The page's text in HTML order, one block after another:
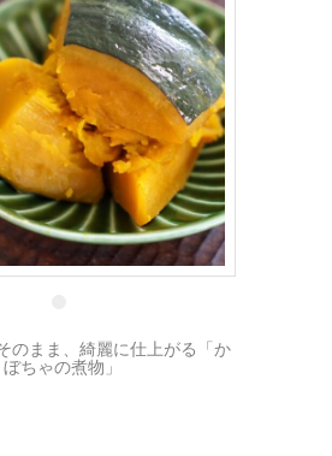
15 2月
のまま、綺麗に仕上がる「か
ぼちゃの煮物」